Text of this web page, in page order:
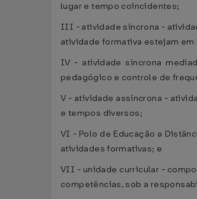
lugar e tempo coincidentes;
III - atividade síncrona -
atividade formativa estejam
IV - atividade síncrona
pedagógico e controle de
V - atividade assíncrona -
e tempos diversos;
VI - Polo de Educação a
atividades formativas; e
VII - unidade curricular -
competências, sob a